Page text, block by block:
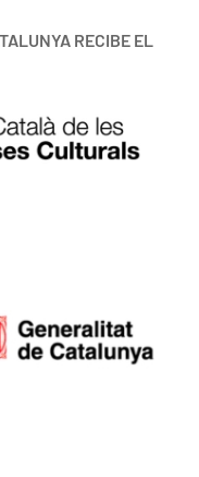
RECIBE EL